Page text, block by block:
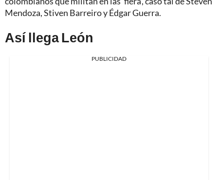
Mendoza, Stiven Barreiro y Édgar Guerra.
Así llega León
PUBLICIDAD